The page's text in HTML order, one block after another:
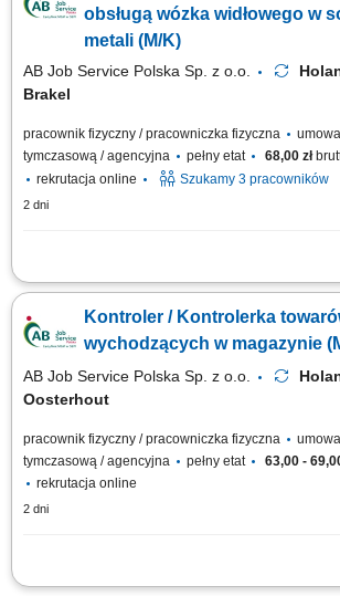
załadunek kontenerów / ciężarówek Zabezpieczanie
Zapewnienie ogólnego wsparcia...
obsługą wózka widłowego w
metali (M/K)
AB Job Service Polska Sp. z o.o.
Brakel
pracownik fizyczny / pracowniczka fizyczna
tymczasową / agencyjna
pełny etat 68,00 zł
rekrutacja online
Szukamy 3 pracowników
2 dni
Dla naszego Klienta – nowoczesnej firmy,
na stanowisko wszechstronnego pracownika/
obsługą wózka widłowego. Zakres obowiązków
Kontroler / Kontrolerka
wychodzących w magazynie
AB Job Service Polska Sp. z o.o.
Oosterhout
pracownik fizyczny / pracowniczka fizyczna
tymczasową / agencyjna
pełny etat 63,00 -
rekrutacja online
2 dni
Nasz Klient to to nowoczesna firma logistyczna z